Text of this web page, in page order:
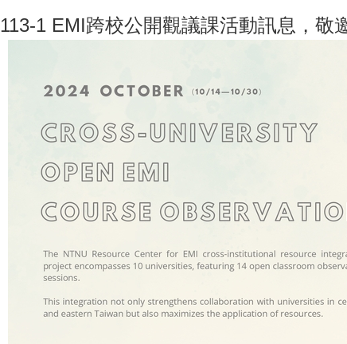
113-1 EMI跨校公開觀議課活動訊息，敬